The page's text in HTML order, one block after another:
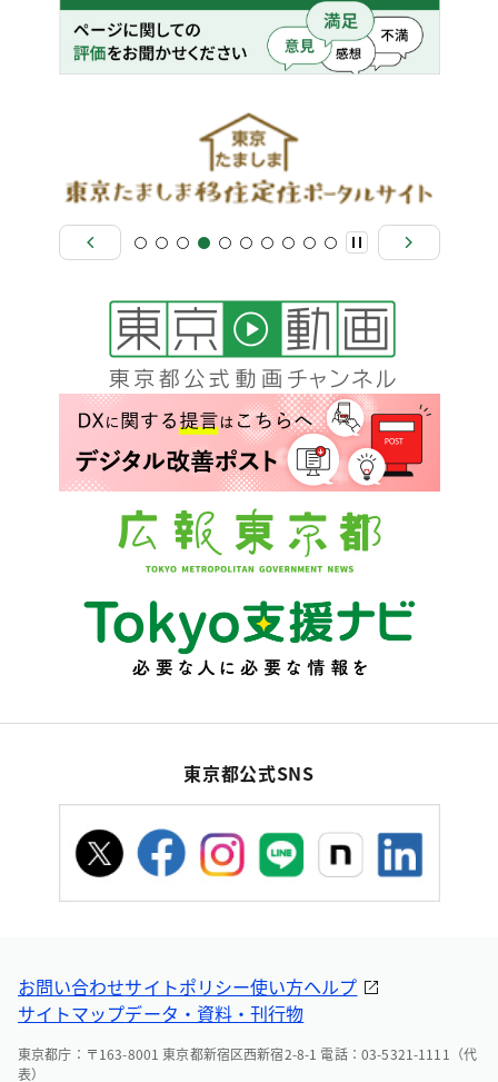
東京都公式SNS
お問い合わせサイトポリシー使い方ヘルプ
サイトマップデータ・資料・刊行物
東京都庁：〒163-8001 東京都新宿区西新宿2-8-1 電話：03-5321-1111（代
表）